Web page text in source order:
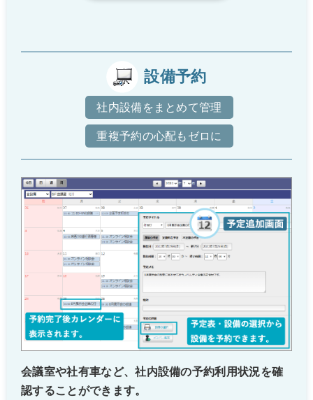
設備予約
社内設備をまとめて管理
重複予約の心配もゼロに
会議室や社有車など、社内設備の予約利用状況を確
認することができます。